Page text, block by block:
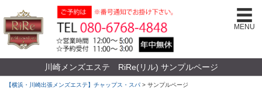
川崎メンズエステ RiRe(リル) サンプルページ
MENU
【横浜・川崎出張メンズエステ】チャップス・スパ > サンプルページ